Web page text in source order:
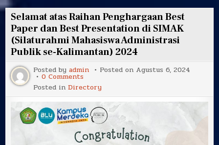
III
Paper
Cluster
Peningkatan
Investasi
Temu
Administrator
muda
2024
Selamat atas Raihan Penghargaan Best
Paper dan Best Presentation di SIMAK
(Silaturahmi Mahasiswa Administrasi
Publik se-Kalimantan) 2024
Posted byadmin Posted on Agustus 6, 2024
0 Commentson
Selamat
atas
Raihan
Penghargaan
Best
Paper
dan
Best
Presentation
Posted inDirectory